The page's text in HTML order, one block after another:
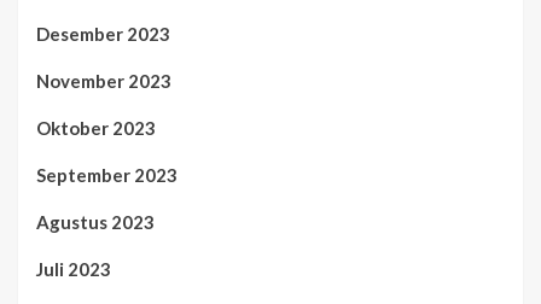
Desember 2023
November 2023
Oktober 2023
September 2023
Agustus 2023
Juli 2023